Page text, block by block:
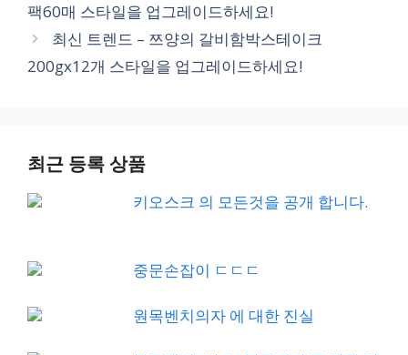
팩60매 스타일을 업그레이드하세요!
최신 트렌드 – 쯔양의 갈비함박스테이크
200gx12개 스타일을 업그레이드하세요!
최근 등록 상품
키오스크 의 모든것을 공개 합니다.
중문손잡이 ㄷㄷㄷ
원목벤치의자 에 대한 진실